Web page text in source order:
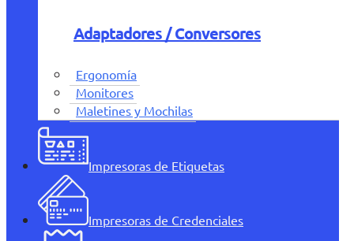
Adaptadores / Conversores
Ergonomía
Monitores
Maletines y Mochilas
Impresoras de Etiquetas
Impresoras de Credenciales